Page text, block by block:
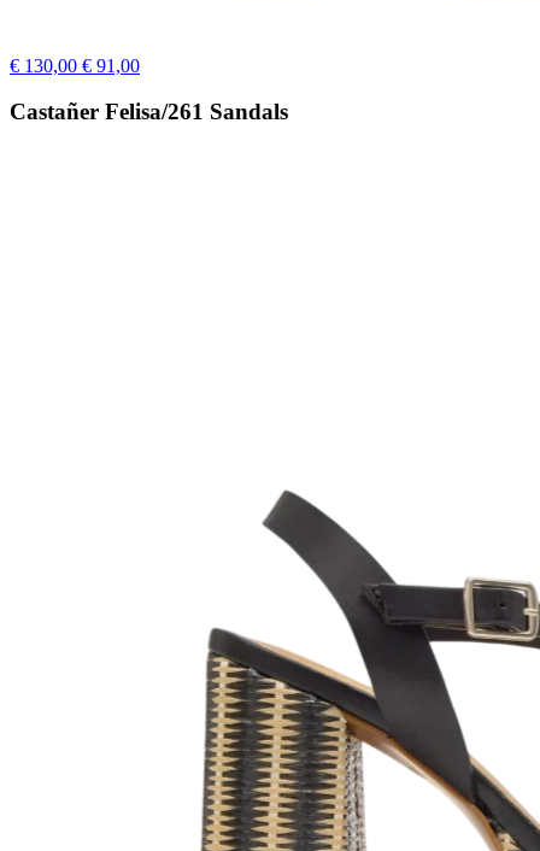
€ 130,00 € 91,00
Castañer Felisa/261 Sandals